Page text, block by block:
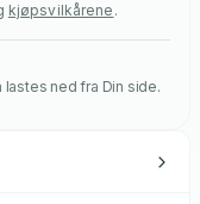
kjøpsvilkårene .
ned fra Din side.